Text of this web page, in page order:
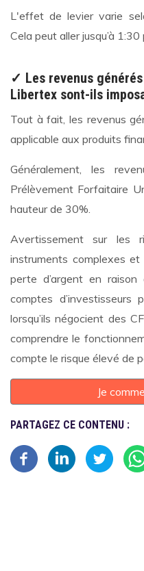
L'effet de levier varie
Cela peut aller jusqu’à
✓ Les revenus
Libertex sont-ils
Tout à fait, les revenus
applicable aux produits
Généralement, les
Prélèvement Forfaitaire
hauteur de 30%.
Avertissement sur les
instruments complexes
perte d’argent en
comptes d’investisseurs
lorsqu’ils négocient des
comprendre le
compte le risque élevé de
Je
PARTAGEZ CE CONTENU :